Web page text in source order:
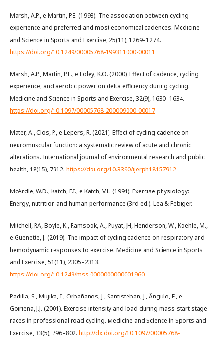
Marsh, A.P., e Martin, P.E. (1993). The association between cycling
experience and preferred and most economical cadences. Medicine
and Science in Sports and Exercise, 25(11), 1269–1274.
https://doi.org/10.1249/00005768-199311000-00011
Marsh, A.P., Martin, P.E., e Foley, K.O. (2000). Effect of cadence, cycling
experience, and aerobic power on delta efficiency during cycling.
Medicine and Science in Sports and Exercise, 32(9), 1630–1634.
https://doi.org/10.1097/00005768-200009000-00017
Mater, A., Clos, P., e Lepers, R. (2021). Effect of cycling cadence on
neuromuscular function: a systematic review of acute and chronic
alterations. International journal of environmental research and public
health, 18(15), 7912. https://doi.org/10.3390/ijerph18157912
McArdle, W.D., Katch, F.I., e Katch, V.L. (1991). Exercise physiology:
Energy, nutrition and human performance (3rd ed.). Lea & Febiger.
Mitchell, RA, Boyle, K., Ramsook, A., Puyat, JH, Henderson, W., Koehle, M.,
e Guenette, J. (2019). The impact of cycling cadence on respiratory and
hemodynamic responses to exercise. Medicine and Science in Sports
and Exercise, 51(11), 2305–2313.
https://doi.org/10.1249/mss.0000000000001960
Padilla, S., Mujika, I., Orbañanos, J., Santisteban, J., Ângulo, F., e
Goiriena, J.J. (2001). Exercise intensity and load during mass-start stage
races in professional road cycling. Medicine and Science in Sports and
Exercise, 33(5), 796–802. http://dx.doi.org/10.1097/00005768-